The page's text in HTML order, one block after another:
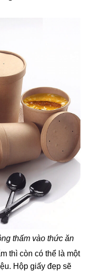
thấm vào thức ăn
thì còn có thể là một
Hộp giấy đẹp sẽ